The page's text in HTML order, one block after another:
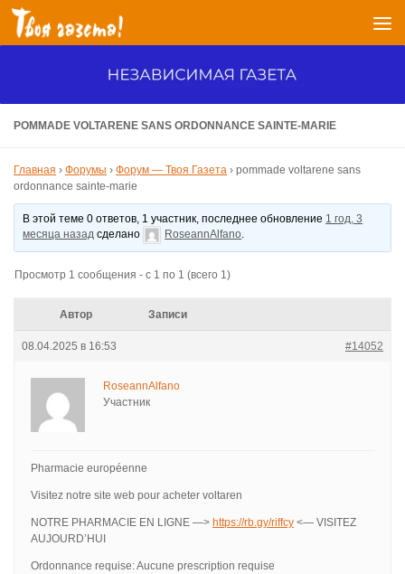
Перейти к содержимому
POMMADE VOLTARENE SANS ORDONNANCE SAINTE-MARIE
Главная › Форумы › Форум — Твоя Газета › pommade voltarene sans
ordonnance sainte-marie
В этой теме 0 ответов, 1 участник, последнее обновление 1 год, 3
месяца назад сделано RoseannAlfano.
Просмотр 1 сообщения - с 1 по 1 (всего 1)
Автор Записи
08.04.2025 в 16:53 #14052
RoseannAlfano
Участник
Pharmacie européenne
Visitez notre site web pour acheter voltaren
NOTRE PHARMACIE EN LIGNE —> https://rb.gy/riffcy <— VISITEZ
AUJOURD’HUI
Ordonnance requise: Aucune prescription requise